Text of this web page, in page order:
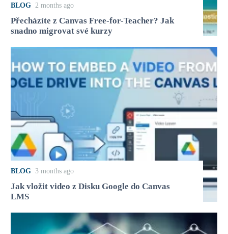
BLOG 2 months ago
Přecházíte z Canvas Free-for-Teacher? Jak
snadno migrovat své kurzy
BLOG 3 months ago
Jak vložit video z Disku Google do Canvas
LMS